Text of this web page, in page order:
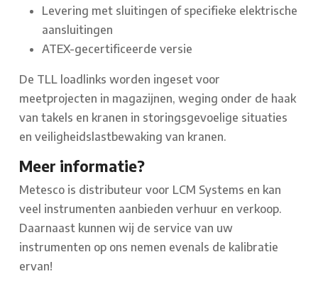
Levering met sluitingen of specifieke elektrische
aansluitingen
ATEX-gecertificeerde versie
De TLL loadlinks worden ingeset voor
meetprojecten in magazijnen, weging onder de haak
van takels en kranen in storingsgevoelige situaties
en veiligheidslastbewaking van kranen.
Meer informatie?
Metesco is distributeur voor LCM Systems en kan
veel instrumenten aanbieden verhuur en verkoop.
Daarnaast kunnen wij de service van uw
instrumenten op ons nemen evenals de kalibratie
ervan!